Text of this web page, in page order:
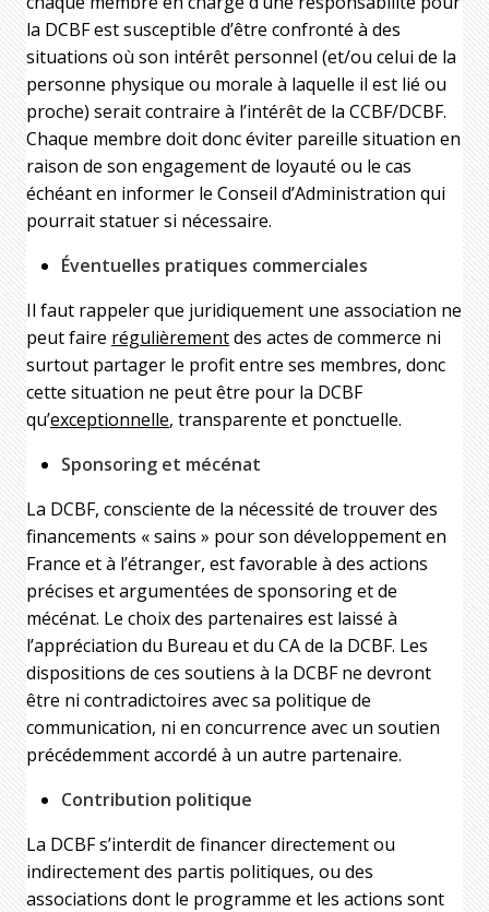
la DCBF est susceptible d’être confronté à des
situations où son intérêt personnel (et/ou celui de la
personne physique ou morale à laquelle il est lié ou
proche) serait contraire à l’intérêt de la CCBF/DCBF.
Chaque membre doit donc éviter pareille situation en
raison de son engagement de loyauté ou le cas
échéant en informer le Conseil d’Administration qui
pourrait statuer si nécessaire.
Éventuelles pratiques commerciales
Il faut rappeler que juridiquement une association ne
peut faire régulièrementdes actes de commerce ni
surtout partager le profit entre ses membres, donc
cette situation ne peut être pour la DCBF
qu’exceptionnelle, transparente et ponctuelle.
Sponsoring et mécénat
La DCBF, consciente de la nécessité de trouver des
financements « sains » pour son développement en
France et à l’étranger, est favorable à des actions
précises et argumentées de sponsoring et de
mécénat. Le choix des partenaires est laissé à
l’appréciation du Bureau et du CA de la DCBF. Les
dispositions de ces soutiens à la DCBF ne devront
être ni contradictoires avec sa politique de
communication, ni en concurrence avec un soutien
précédemment accordé à un autre partenaire.
Contribution politique
La DCBF s’interdit de financer directement ou
indirectement des partis politiques, ou des
associations dont le programme et les actions sont